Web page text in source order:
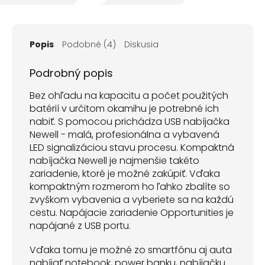
Popis Podobné (4) Diskusia
Podrobný popis
Bez ohľadu na kapacitu a počet použitých
batérií v určitom okamihu je potrebné ich
nabiť. S pomocou prichádza USB nabíjačka
Newell - malá, profesionálna a vybavená
LED signalizáciou stavu procesu. Kompaktná
nabíjačka Newell je najmenšie takéto
zariadenie, ktoré je možné zakúpiť. Vďaka
kompaktným rozmerom ho ľahko zbalíte so
zvyškom vybavenia a vyberiete sa na každú
cestu. Napájacie zariadenie Opportunities je
napájané z USB portu.
Vďaka tomu je možné zo smartfónu aj auta